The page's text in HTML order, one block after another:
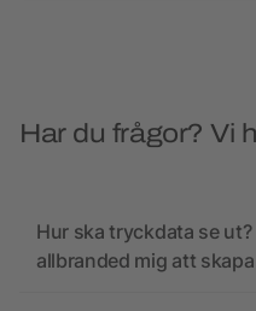
Har du frågor? Vi
Hur ska tryckdata se ut?
allbranded mig att